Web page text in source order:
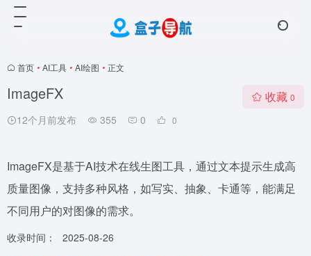
首页 • AI工具 • AI绘图 • 正文
ImageFX
12个月前发布 355 0 0
收藏 0
ImageFX是基于AI技术在线生图工具，通过文本提示生成高
质量图像，支持多种风格，如写实、抽象、卡通等，能满足
不同用户的对图像的需求。
收录时间：
2025-08-26